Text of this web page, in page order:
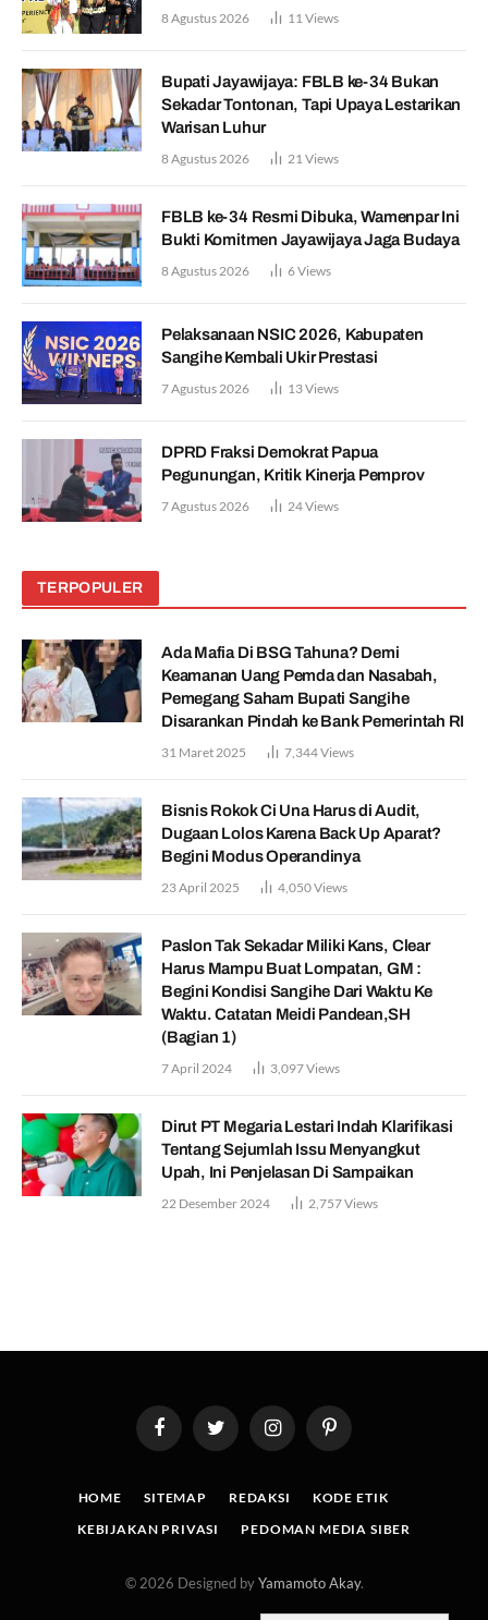
8 Agustus 2026 11 Views
Bupati Jayawijaya: FBLB ke-34 Bukan
Sekadar Tontonan, Tapi Upaya Lestarikan
Warisan Luhur
8 Agustus 2026 21 Views
FBLB ke-34 Resmi Dibuka, Wamenpar Ini
Bukti Komitmen Jayawijaya Jaga Budaya
8 Agustus 2026 6Views
Pelaksanaan NSIC 2026, Kabupaten
Sangihe Kembali Ukir Prestasi
7 Agustus 2026 13Views
DPRD Fraksi Demokrat Papua
Pegunungan, Kritik Kinerja Pemprov
7 Agustus 2026 24Views
TERPOPULER
Ada Mafia Di BSG Tahuna? Demi
Keamanan Uang Pemda dan Nasabah,
Pemegang Saham Bupati Sangihe
Disarankan Pindah ke Bank Pemerintah RI
31 Maret 2025 7,344Views
Bisnis Rokok Ci Una Harus di Audit,
Dugaan Lolos Karena Back Up Aparat?
Begini Modus Operandinya
23 April 2025 4,050Views
Paslon Tak Sekadar Miliki Kans, Clear
Harus Mampu Buat Lompatan, GM :
Begini Kondisi Sangihe Dari Waktu Ke
Waktu. Catatan Meidi Pandean,SH
(Bagian 1)
7 April 2024 3,097Views
Dirut PT Megaria Lestari Indah Klarifikasi
Tentang Sejumlah Issu Menyangkut
Upah, Ini Penjelasan Di Sampaikan
22 Desember 2024 2,757Views
FacebookTwitter InstagramPinterest
HOME SITEMAP REDAKSI
KODE ETIK
KEBIJAKAN PRIVASI
PEDOMAN MEDIA SIBER
© 2026 Designed byYamamoto Akay.